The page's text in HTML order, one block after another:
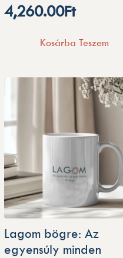
4,260.00Ft
Kosárba Teszem
Lagom bögre: Az
egyensúly minden